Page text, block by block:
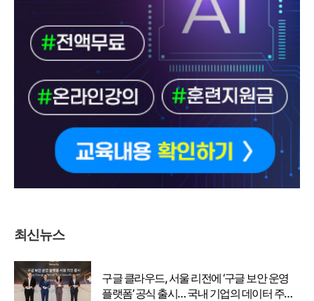
최신뉴스
구글 클라우드, 서울 리전에 ‘구글 보안 운영
플랫폼’ 공식 출시… 국내 기업의 데이터 주권